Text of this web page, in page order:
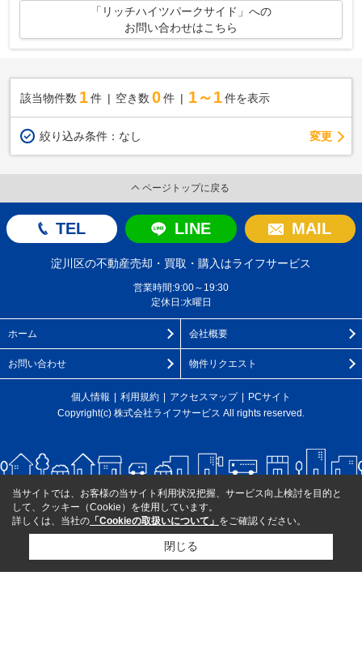
「リッチハイツパークサイド」への
お問い合わせはこちら
該当物件数 1件 空き数 0 件 1～1 件を表示
絞り込み条件： なし 変更
ページトップに戻る
TEL LINE MAIL
淀川区の不動産売却・買取・購入はライフサービス
営業時間:9:00～19:30
定休日:水曜日
ホーム 会社概要
お問い合わせ 物件リクエスト
個人情報 利用規約 アクセスマップ
PCサイト
Copyright(c) 株式会社ライフサービス All rights reserved.
当サイトでは、お客様の当サイト利用状況把握、サービス向上検討を目的と
して、クッキー（Cookie）を使用しています。
詳しくは、当社の 「Cookieの取扱いについて」 をご確認ください。
閉じる